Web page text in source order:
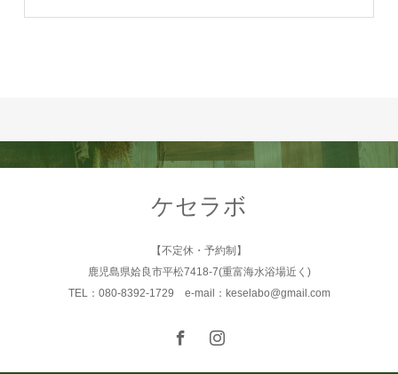
ケセラボ
【不定休・予約制】
鹿児島県姶良市平松7418-7(重富海水浴場近く)
TEL：080-8392-1729 e-mail：keselabo@gmail.com